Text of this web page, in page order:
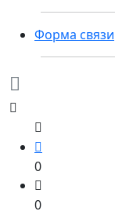
Форма связи
0
0